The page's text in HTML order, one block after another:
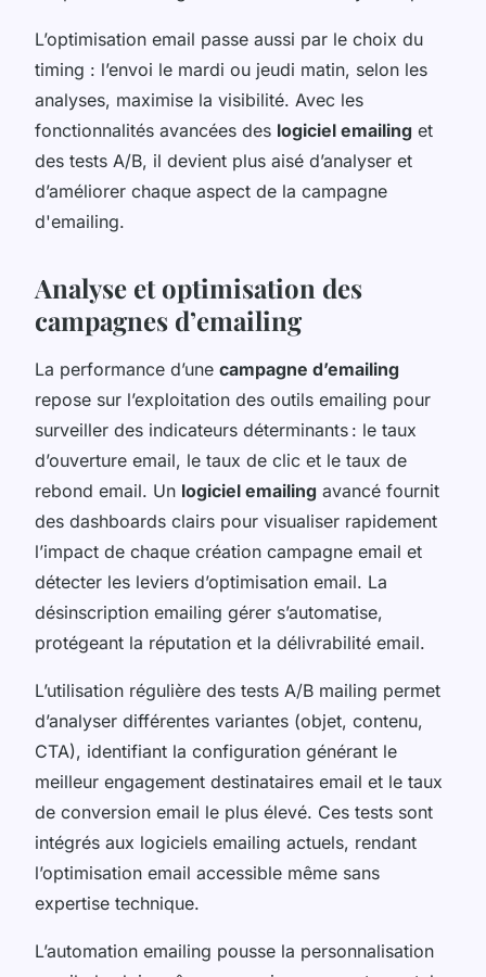
L’optimisation email passe aussi par le choix du
timing : l’envoi le mardi ou jeudi matin, selon les
analyses, maximise la visibilité. Avec les
fonctionnalités avancées des logiciel emailing et
des tests A/B, il devient plus aisé d’analyser et
d’améliorer chaque aspect de la campagne
d'emailing.
Analyse et optimisation des
campagnes d’emailing
La performance d’une campagne d’emailing
repose sur l’exploitation des outils emailing pour
surveiller des indicateurs déterminants : le taux
d’ouverture email, le taux de clic et le taux de
rebond email. Un logiciel emailing avancé fournit
des dashboards clairs pour visualiser rapidement
l’impact de chaque création campagne email et
détecter les leviers d’optimisation email. La
désinscription emailing gérer s’automatise,
protégeant la réputation et la délivrabilité email.
L’utilisation régulière des tests A/B mailing permet
d’analyser différentes variantes (objet, contenu,
CTA), identifiant la configuration générant le
meilleur engagement destinataires email et le taux
de conversion email le plus élevé. Ces tests sont
intégrés aux logiciels emailing actuels, rendant
l’optimisation email accessible même sans
expertise technique.
L’automation emailing pousse la personnalisation